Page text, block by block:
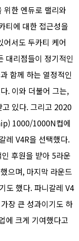
위한 엔듀로 랠리와
티에 대한 접근성을
서도 두카티 케어
대리점들이 정기적인
함께 하는 열정적인
. 이와 더불어 그는,
있다. 그리고 2020
1000/1000N컵에
레 V4R을 선택했다.
후원을 받아 5라운
으며, 마지막 라운드
도 했다. 파니갈레 V4
장 큰 성과이기도 하
에 크게 기여했다고